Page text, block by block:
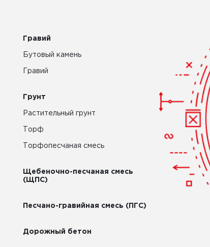
Гравий
Бутовый камень
Гравий
Грунт
Растительный грунт
Торф
Торфопесчаная смесь
Щебеночно-песчаная смесь
(ЩПС)
Песчано-гравийная смесь (ПГС)
Дорожный бетон